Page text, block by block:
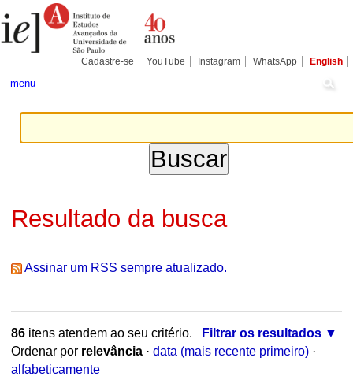
para
conteúdo.
Pessoais
Cadastre-se YouTube Instagram WhatsApp English
menu
Resultado da busca
Assinar um RSS sempre atualizado.
86itens atendem ao seu critério.
Filtrar os resultados
Ordenar por relevância · data (mais recente primeiro) ·
alfabeticamente